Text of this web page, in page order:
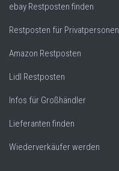
ebay Restposten finden
Restposten für Privatpersonen
Amazon Restposten
Lidl Restposten
Infos für Großhändler
Lieferanten finden
Wiederverkäufer werden